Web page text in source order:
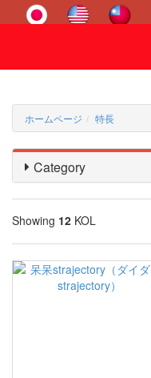
ホームページ 特長
Category
Showing 12 KOL